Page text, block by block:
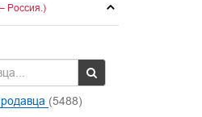
Россия.)
(5488)